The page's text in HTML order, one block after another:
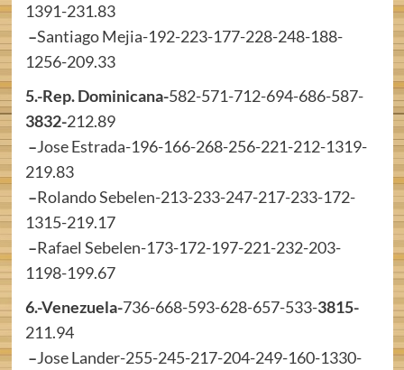
1391-231.83
–Santiago Mejia-192-223-177-228-248-188-
1256-209.33
5.-Rep. Dominicana-582-571-712-694-686-587-
3832-212.89
–Jose Estrada-196-166-268-256-221-212-1319-
219.83
–Rolando Sebelen-213-233-247-217-233-172-
1315-219.17
–Rafael Sebelen-173-172-197-221-232-203-
1198-199.67
6.-Venezuela-736-668-593-628-657-533-3815-
211.94
–Jose Lander-255-245-217-204-249-160-1330-